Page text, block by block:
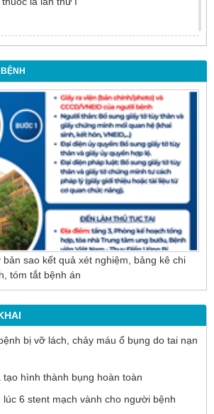
trễ
mật tụy ngược dòng – Giải pháp tối ưu
bệnh sỏi ống mật chủ
sao kết quả xét nghiệm, bảng kê chi
tóm tắt bệnh án
bị vỡ lách, chảy máu ổ bụng do tai nạn
tạo hình thành bụng hoàn toàn
lúc 6 stent mạch vành cho người bệnh